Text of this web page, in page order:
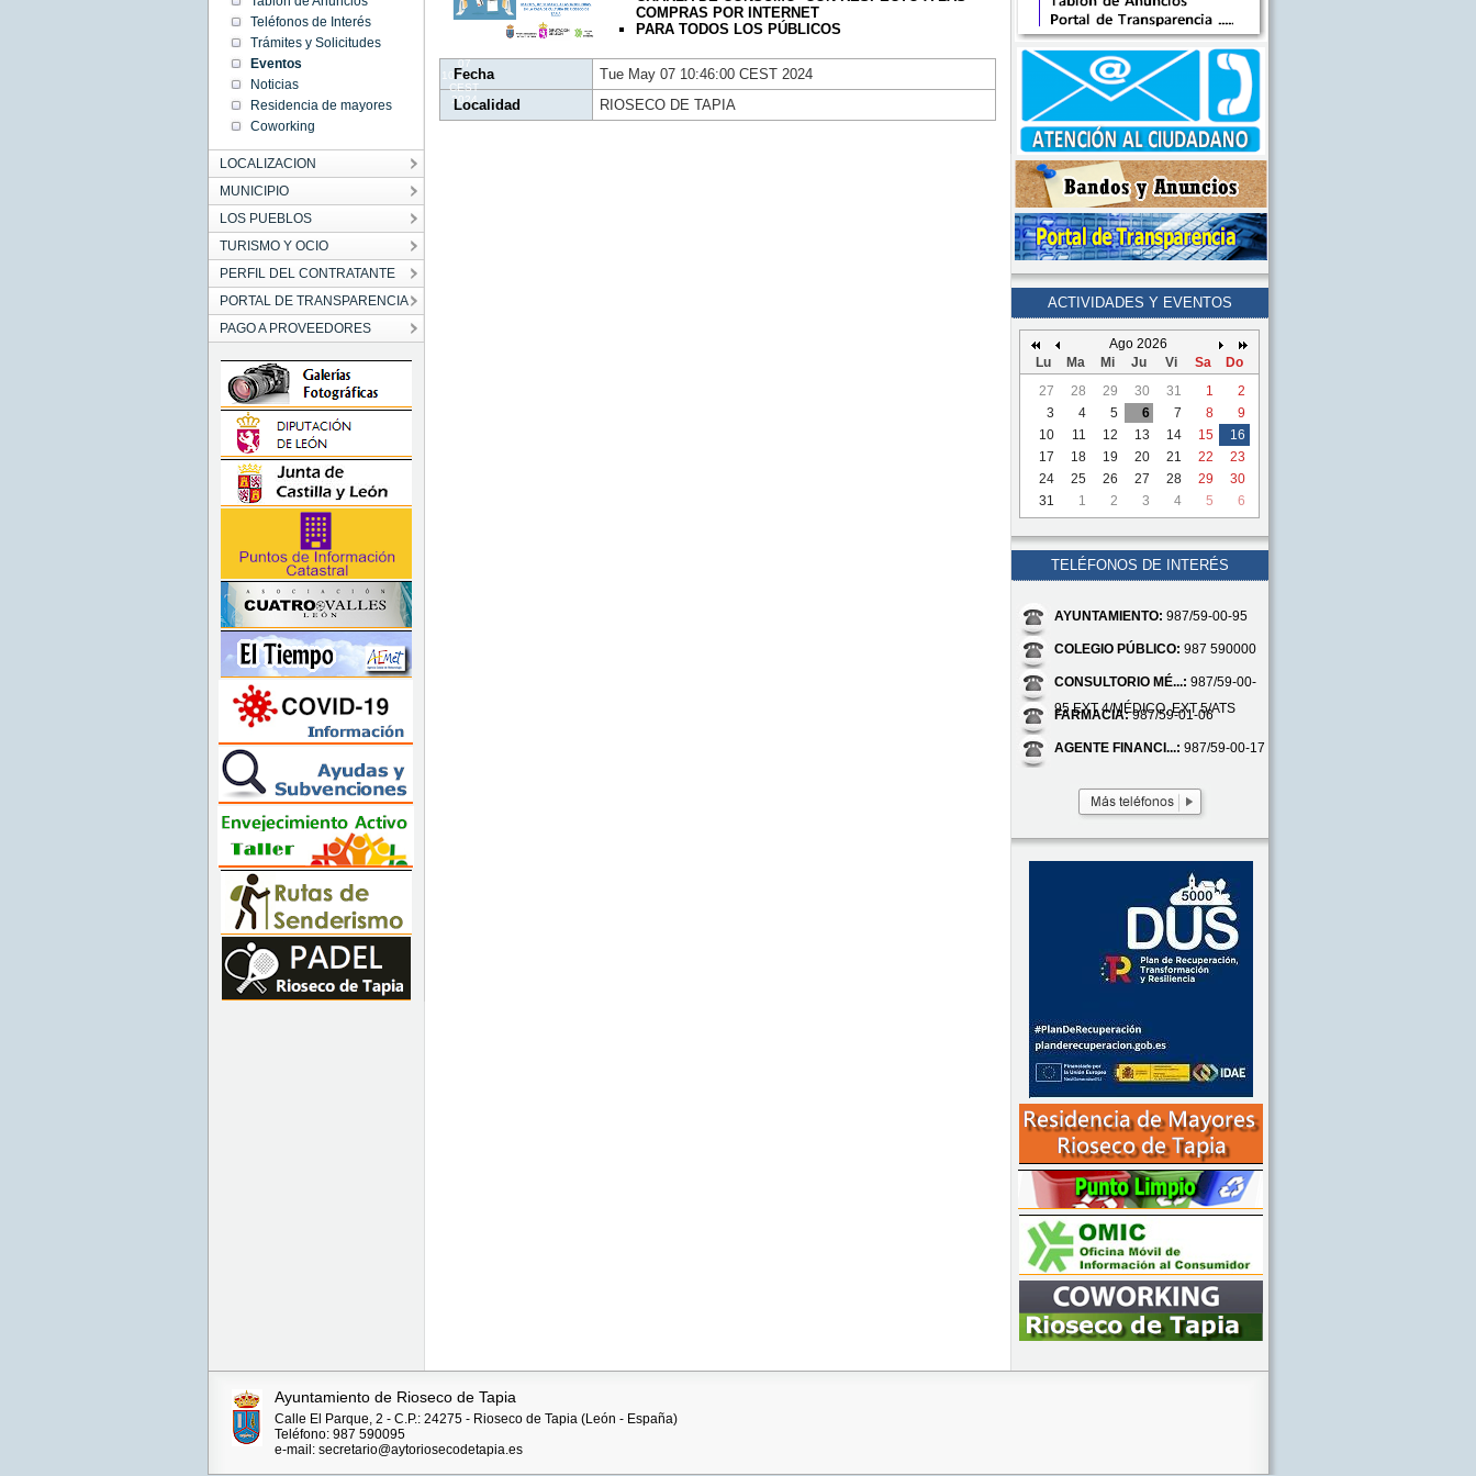
Teléfonos de Interés
Trámites y Solicitudes
Eventos
Noticias
Residencia de mayores
Coworking
LOCALIZACION
MUNICIPIO
LOS PUEBLOS
TURISMO Y OCIO
PERFIL DEL CONTRATANTE
PORTAL DE TRANSPARENCIA
PAGO A PROVEEDORES
10:46:00
07
10:46:00
CEST
2024
COMPRAS POR INTERNET
PARA TODOS LOS PÚBLICOS
Fecha
Tue May 07 10:46:00 CEST 2024
Localidad
RIOSECO DE TAPIA
ACTIVIDADES Y EVENTOS
Ago 2026
Lu
Ma Mi Ju Vi Sa
Do
27
28 29 30 31 1
2
3
4 5 6 7 8
9
10
11 12 13 14 15
16
17
18 19 20 21 22
23
24
25 26 27 28 29
30
31
1 2 3 4 5 6
TELÉFONOS DE INTERÉS
AYUNTAMIENTO: 987/59-00-95
COLEGIO PÚBLICO: 987 590000
CONSULTORIO MÉ...: 987/59-00-
95 EXT 4/MÉDICO, EXT 5/ATS
FARMACIA:987/59-01-06
AGENTE FINANCI...: 987/59-00-17
Ayuntamiento de Rioseco de Tapia
Calle El Parque, 2 - C.P.: 24275 - Rioseco de Tapia (León - España)
Teléfono: 987 590095
e-mail: secretario@aytoriosecodetapia.es